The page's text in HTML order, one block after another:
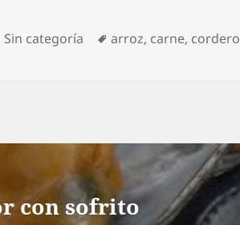
Categorías
Sin categoría Etiquetas
arroz, carne, cordero
con sofrito